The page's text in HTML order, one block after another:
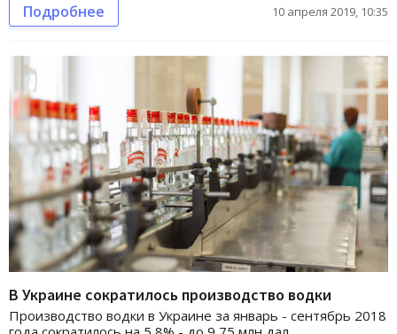
Подробнее 10 апреля 2019, 10:35
В Украине сократилось производство водки
Производство водки в Украине за январь - сентябрь 2018